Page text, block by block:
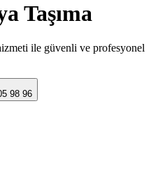
Taşıma
ile güvenli ve profesyonel
98 96